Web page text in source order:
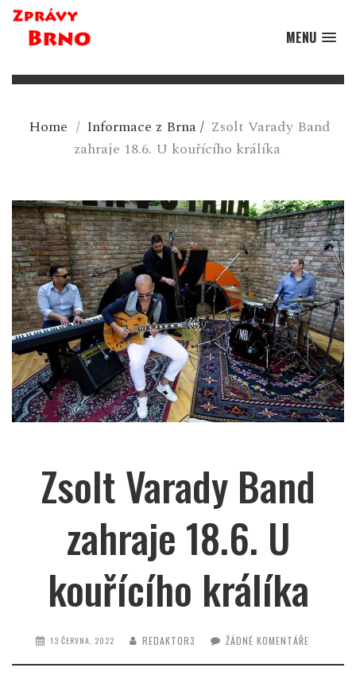
MENU
Home / Informace z Brna/ Zsolt Varady Band
zahraje 18.6. U kouřícího králíka
Zsolt Varady Band
zahraje 18.6. U
kouřícího králíka
13 ČERVNA, 2022 REDAKTOR3 ŽÁDNÉ KOMENTÁŘE